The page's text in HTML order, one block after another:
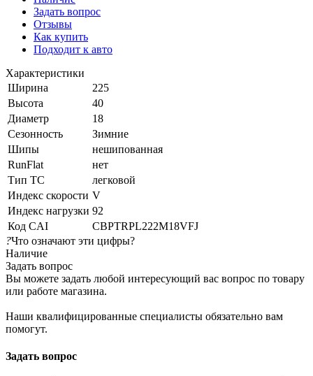
Задать вопрос
Отзывы
Как купить
Подходит к авто
Характеристики
Ширина
225
Высота
40
Диаметр
18
Сезонность
Зимние
Шипы
нешипованная
RunFlat
нет
Тип ТС
легковой
Индекс скорости V
Индекс нагрузки 92
Код CAI
CBPTRPL222M18VFJ
?Что означают эти цифры?
Наличие
Задать вопрос
Вы можете задать любой интересующий вас вопрос по товару
или работе магазина.
Наши квалифицированные специалисты обязательно вам
помогут.
Задать вопрос